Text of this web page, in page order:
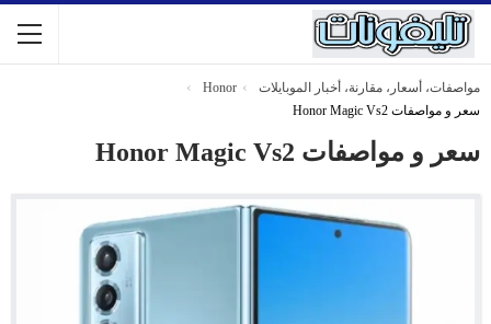
مواصفات، أسعار، مقارنة، أخبار الموبايلات
Honor
سعر و مواصفات Honor Magic Vs2
سعر و مواصفات Honor Magic Vs2